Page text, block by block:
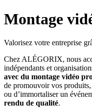
Montage
Valorisez votre entreprise
Chez ALÉGORIX, nous
indépendants et
avec du montage vidéo
de promouvoir vos
ou d’immortaliser un
rendu de qualité.